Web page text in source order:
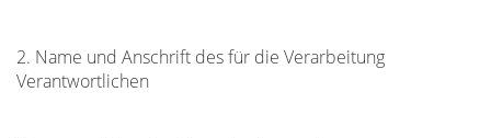
2. Name und Anschrift des für die Verarbeitung
Verantwortlichen